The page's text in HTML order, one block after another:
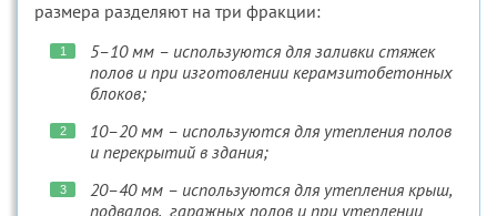
размера разделяют на три фракции:
5–10 мм – используются для заливки стяжек
полов и при изготовлении керамзитобетонных
блоков;
10–20 мм – используются для утепления полов
и перекрытий в здания;
20–40 мм – используются для утепления крыш,
подвалов, гаражных полов и при утеплении